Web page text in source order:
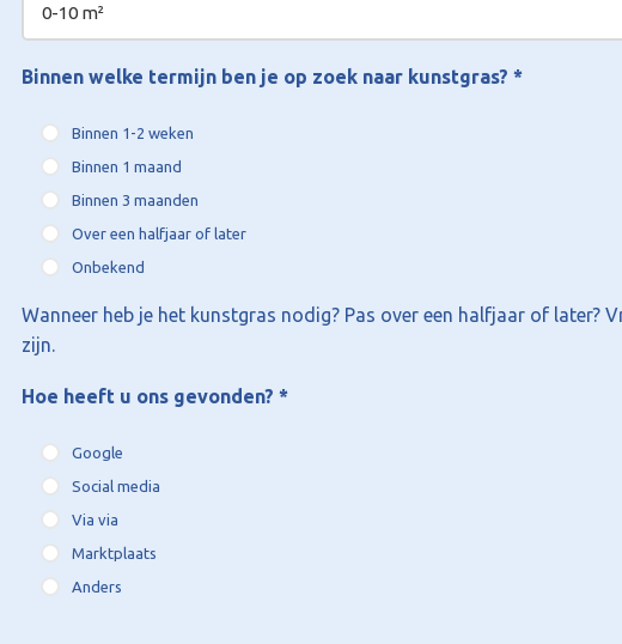
Binnen welke termijn ben je op zoek naar kunstgras? *
Binnen 1-2 weken
Binnen 1 maand
Binnen 3 maanden
Over een halfjaar of later
Onbekend
Wanneer heb je het kunstgras nodig? Pas over een halfjaar of
zijn.
Hoe heeft u ons gevonden? *
Google
Social media
Via via
Marktplaats
Anders